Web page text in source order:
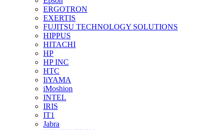
ERGOTRON
EXERTIS
FUJITSU TECHNOLOGY SOLUTIONS
HIPPUS
HITACHI
HP
HP INC
HTC
IiYAMA
iMoshion
INTEL
IRIS
IT1
Jabra